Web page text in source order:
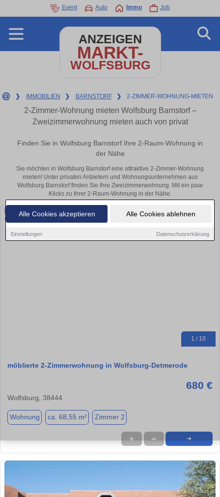
Alle Cookies akzeptieren Alle Cookies ablehnen
Einstellungen Datenschutzerklärung
Event Auto Immo Job
ANZEIGEN
MARKT-
WOLFSBURG
❯ IMMOBILIEN ❯ BARNSTORF ❯ 2-ZIMMER-WOHNUNG-MIETEN
2-Zimmer-Wohnung mieten Wolfsburg Barnstorf –
Zweizimmerwohnung mieten auch von privat
Finden Sie in Wolfsburg Barnstorf Ihre 2-Raum-Wohnung in
der Nähe
Sie möchten in Wolfsburg Barnstorf eine attraktive 2-Zimmer-Wohnung
mieten! Unter privaten Anbietern und Wohnungsunternehmen aus
Wolfsburg Barnstorf finden Sie Ihre Zweizimmerwohnung. Mit ein paar
Klicks zu Ihrer 2-Raum-Wohnung in der Nähe.
1 / 10
möblierte 2-Zimmerwohnung in Wolfsburg-Detmerode
680 €
Wolfsburg, 38444
Wohnung ca. 68,55 m² Zimmer 2
★ ➦ ➜